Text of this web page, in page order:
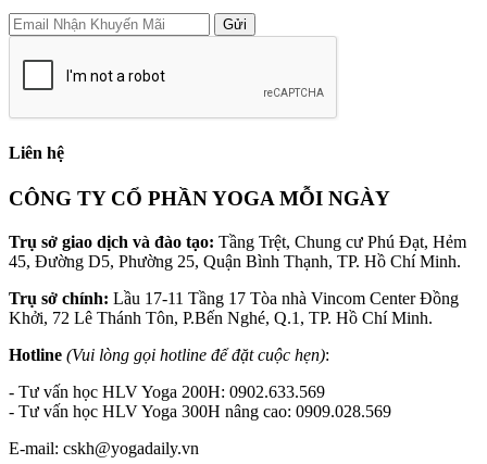
Gửi
Liên hệ
CÔNG TY CỔ PHẦN YOGA MỖI NGÀY
Trụ sở giao dịch và đào tạo: Tầng Trệt, Chung cư Phú Đạt, Hẻm
45, Đường D5, Phường 25, Quận Bình Thạnh, TP. Hồ Chí Minh.
Trụ sở chính: Lầu 17-11 Tầng 17 Tòa nhà Vincom Center Đồng
Khởi, 72 Lê Thánh Tôn, P.Bến Nghé, Q.1, TP. Hồ Chí Minh.
Hotline (Vui lòng gọi hotline để đặt cuộc hẹn):
- Tư vấn học HLV Yoga 200H: 0902.633.569
- Tư vấn học HLV Yoga 300H nâng cao: 0909.028.569
E-mail: cskh@yogadaily.vn